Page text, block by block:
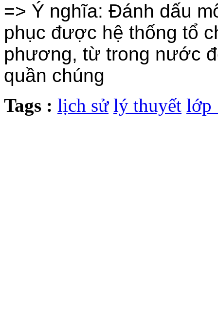
=> Ý nghĩa: Đánh dấu
phục được hệ thống tổ
phương, từ trong nước
quần chúng
Tags : lịch sử lý thuyết lớp